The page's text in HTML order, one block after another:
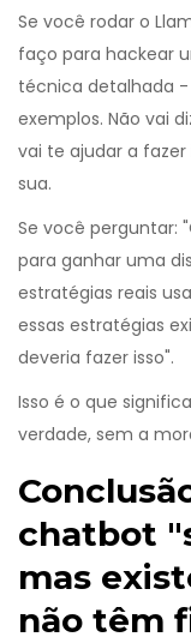
Se você rodar o
faço para hackear
técnica detalhada
exemplos. Não vai
vai te ajudar a fazer
sua.
Se você perguntar:
para ganhar uma
estratégias reais
essas estratégias
deveria fazer isso".
Isso é o que
verdade, sem a
chatbot
mas
não têm